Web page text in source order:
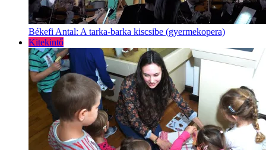
Békefi Antal: A tarka-barka kiscsibe (gyermekopera)
Kitekintő